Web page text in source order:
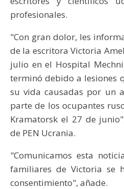
profesionales.
"Con gran dolor, les
de la escritora Victoria
julio en el Hospital
terminó debido a lesiones
su vida causadas por un
parte de los ocupantes
Kramatorsk el 27 de
de PEN Ucrania.
"Comunicamos esta
familiares de Victoria se
consentimiento", añade.